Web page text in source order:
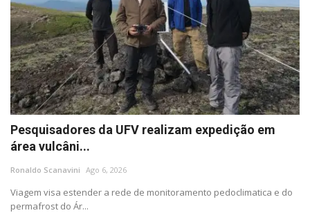
Pesquisadores da UFV realizam expedição em
área vulcâni...
Ronaldo Scanavini Ago 6, 2026
Viagem visa estender a rede de monitoramento pedoclimatica e do
permafrost do Ár...